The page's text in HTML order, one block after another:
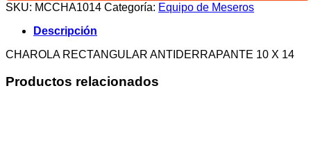
SKU: MCCHA1014 Categoría: Equipo de Meseros
Descripción
CHAROLA RECTANGULAR ANTIDERRAPANTE 10 X 14
Productos relacionados